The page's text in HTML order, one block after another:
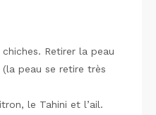
Retirer la peau
peau se retire très
le Tahini et l’ail.